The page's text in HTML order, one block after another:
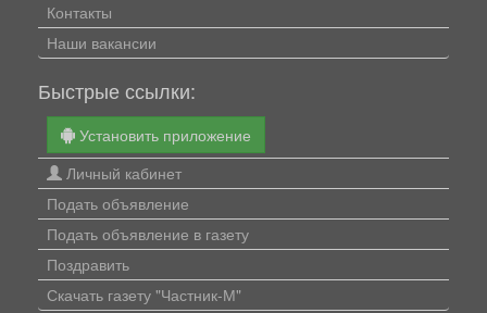
Контакты
Наши вакансии
Быстрые ссылки:
Установить приложение
Личный кабинет
Подать объявление
Подать объявление в газету
Поздравить
Скачать газету "Частник-М"